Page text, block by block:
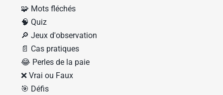
🧩 Mots fléchés
🧠 Quiz
🔎 Jeux d'observation
📄 Cas pratiques
😂 Perles de la paie
❌ Vrai ou Faux
🎯 Défis